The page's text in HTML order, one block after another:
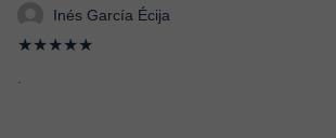
Inés García Écija
★★★★★